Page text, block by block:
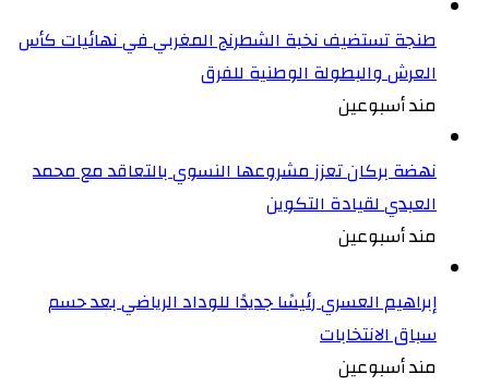
طنجة تستضيف نخبة الشطرنج المغربي في نهائيات كأس
العرش والبطولة الوطنية للفرق
مند أسبوعين
نهضة بركان تعزز مشروعها النسوي بالتعاقد مع محمد
العبدي لقيادة التكوين
مند أسبوعين
إبراهيم العسري رئيسًا جديدًا للوداد الرياضي بعد حسم
سباق الانتخابات
مند أسبوعين